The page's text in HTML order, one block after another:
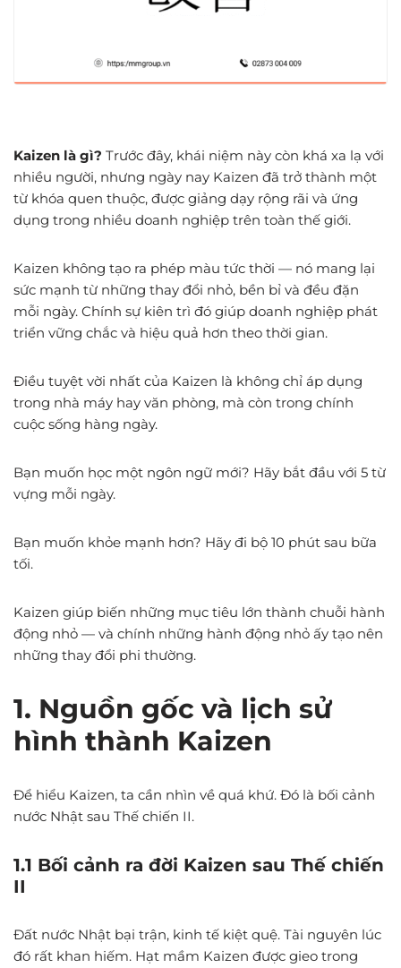
Kaizen là gì? Trước đây, khái niệm này còn khá xa lạ với
nhiều người, nhưng ngày nay Kaizen đã trở thành một
từ khóa quen thuộc, được giảng dạy rộng rãi và ứng
dụng trong nhiều doanh nghiệp trên toàn thế giới.
Kaizen không tạo ra phép màu tức thời — nó mang lại
sức mạnh từ những thay đổi nhỏ, bền bỉ và đều đặn
mỗi ngày. Chính sự kiên trì đó giúp doanh nghiệp phát
triển vững chắc và hiệu quả hơn theo thời gian.
Điều tuyệt vời nhất của Kaizen là không chỉ áp dụng
trong nhà máy hay văn phòng, mà còn trong chính
cuộc sống hàng ngày.
Bạn muốn học một ngôn ngữ mới? Hãy bắt đầu với 5 từ
vựng mỗi ngày.
Bạn muốn khỏe mạnh hơn? Hãy đi bộ 10 phút sau bữa
tối.
Kaizen giúp biến những mục tiêu lớn thành chuỗi hành
động nhỏ — và chính những hành động nhỏ ấy tạo nên
những thay đổi phi thường.
1. Nguồn gốc và lịch sử
hình thành Kaizen
Để hiểu Kaizen, ta cần nhìn về quá khứ. Đó là bối cảnh
nước Nhật sau Thế chiến II.
1.1 Bối cảnh ra đời Kaizen sau Thế chiến
II
Đất nước Nhật bại trận, kinh tế kiệt quệ. Tài nguyên lúc
đó rất khan hiếm. Hạt mầm Kaizen được gieo trong